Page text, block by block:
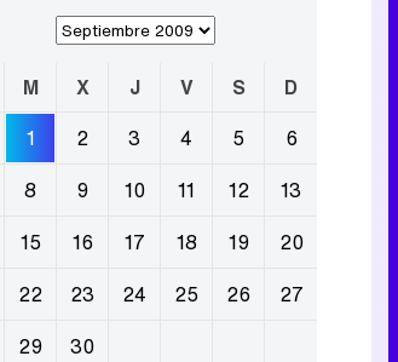
M X J V S
D
1
2 3 4 5
6
8 9 10 11 12
13
15 16 17 18 19
20
22 23 24 25 26
27
29 30